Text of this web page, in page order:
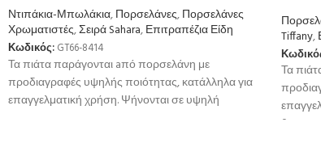
Ντιπάκια-Μπωλάκια,Πορσελάνες,Πορσελάνες
Χρωματιστές,Σειρά Sahara,Επιτραπέζια Είδη
Κωδικός: GT66-8414
Τα πιάτα παράγονται aπό πορσελάνη με
προδιαγραφές υψηλής ποιότητας, κατάλληλα για
επαγγελματική χρήση. Ψήνονται σε υψηλή
Tiffany,
Τα